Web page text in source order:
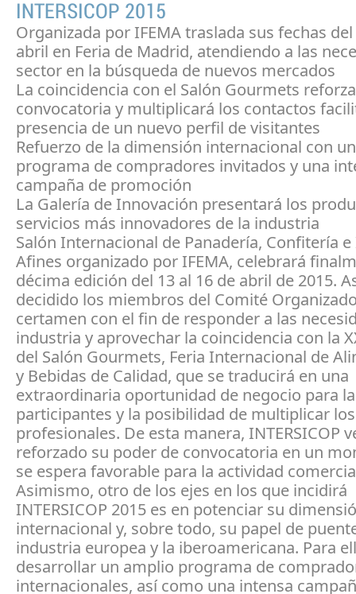
INTERSICOP 2015
Organizada por IFEMA traslada sus fechas
abril en Feria de Madrid, atendiendo a las
sector en la búsqueda de nuevos mercados
La coincidencia con el Salón Gourmets
convocatoria y multiplicará los contactos
presencia de un nuevo perfil de visitantes
Refuerzo de la dimensión internacional con
programa de compradores invitados y una
campaña de promoción
La Galería de Innovación presentará los
servicios más innovadores de la industria
Salón Internacional de Panadería, Confitería
Afines organizado por IFEMA, celebrará
décima edición del 13 al 16 de abril de 2015.
decidido los miembros del Comité
certamen con el fin de responder a las
industria y aprovechar la coincidencia con la
del Salón Gourmets, Feria Internacional de
y Bebidas de Calidad, que se traducirá en una
extraordinaria oportunidad de negocio para
participantes y la posibilidad de multiplicar
profesionales. De esta manera, INTERSICOP
reforzado su poder de convocatoria en un
se espera favorable para la actividad
Asimismo, otro de los ejes en los que incidirá
INTERSICOP 2015 es en potenciar su
internacional y, sobre todo, su papel de
industria europea y la iberoamericana. Para
desarrollar un amplio programa de
internacionales, así como una intensa